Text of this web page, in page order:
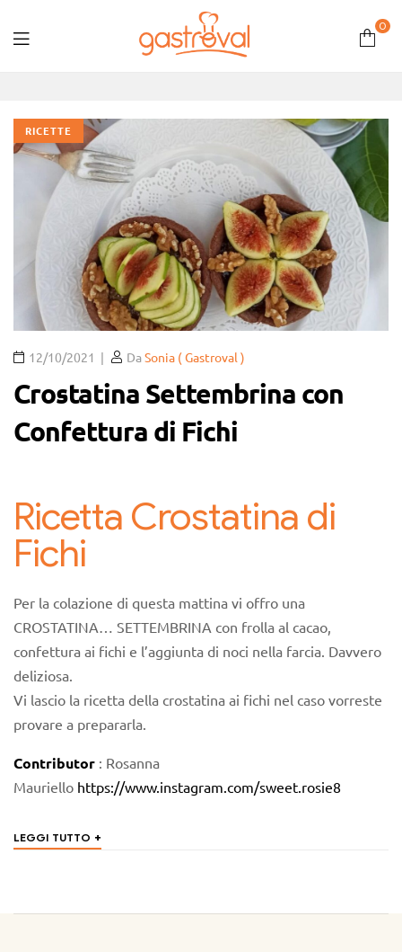
0
RICETTE
12/10/2021 DaSonia ( Gastroval )
Crostatina Settembrina con
Confettura di Fichi
Ricetta Crostatina di
Fichi
Per la colazione di questa mattina vi offro una
CROSTATINA… SETTEMBRINA con frolla al cacao,
confettura ai fichi e l’aggiunta di noci nella farcia. Davvero
deliziosa.
Vi lascio la ricetta della crostatina ai fichi nel caso vorreste
provare a prepararla.
Contributor : Rosanna
Mauriello https://www.instagram.com/sweet.rosie8
LEGGI TUTTO +